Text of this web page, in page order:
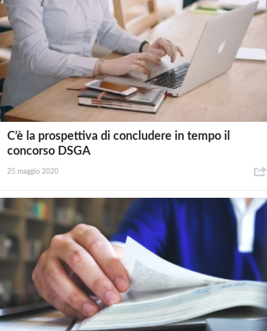
C’è la prospettiva di concludere in tempo il
concorso DSGA
25 maggio 2020